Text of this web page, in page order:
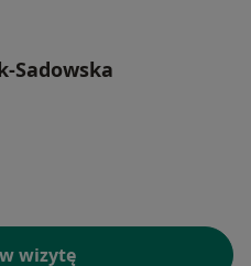
Sadowska
wizytę